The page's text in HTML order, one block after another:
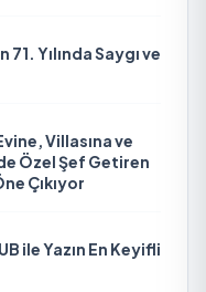
Yılında Saygı ve
Villasına ve
Özel Şef Getiren
Çıkıyor
ile Yazın En Keyifli